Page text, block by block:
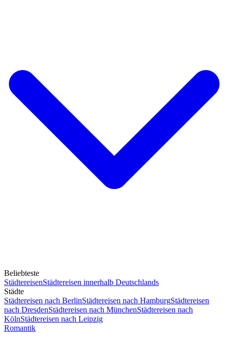
Beliebteste
StädtereisenStädtereisen innerhalb Deutschlands
Städte
Städtereisen nach BerlinStädtereisen nach HamburgStädtereisen
nach DresdenStädtereisen nach MünchenStädtereisen nach
KölnStädtereisen nach Leipzig
Romantik